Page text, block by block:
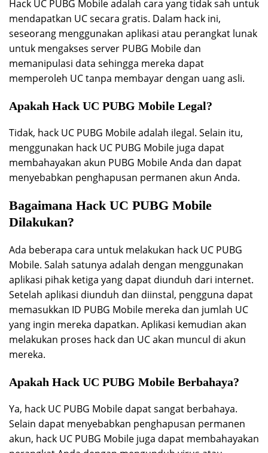
Hack UC PUBG Mobile adalah cara yang tidak sah untuk
mendapatkan UC secara gratis. Dalam hack ini,
seseorang menggunakan aplikasi atau perangkat lunak
untuk mengakses server PUBG Mobile dan
memanipulasi data sehingga mereka dapat
memperoleh UC tanpa membayar dengan uang asli.
Apakah Hack UC PUBG Mobile Legal?
Tidak, hack UC PUBG Mobile adalah ilegal. Selain itu,
menggunakan hack UC PUBG Mobile juga dapat
membahayakan akun PUBG Mobile Anda dan dapat
menyebabkan penghapusan permanen akun Anda.
Bagaimana Hack UC PUBG Mobile
Dilakukan?
Ada beberapa cara untuk melakukan hack UC PUBG
Mobile. Salah satunya adalah dengan menggunakan
aplikasi pihak ketiga yang dapat diunduh dari internet.
Setelah aplikasi diunduh dan diinstal, pengguna dapat
memasukkan ID PUBG Mobile mereka dan jumlah UC
yang ingin mereka dapatkan. Aplikasi kemudian akan
melakukan proses hack dan UC akan muncul di akun
mereka.
Apakah Hack UC PUBG Mobile Berbahaya?
Ya, hack UC PUBG Mobile dapat sangat berbahaya.
Selain dapat menyebabkan penghapusan permanen
akun, hack UC PUBG Mobile juga dapat membahayakan